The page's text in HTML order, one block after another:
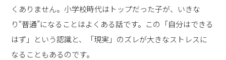
くありません。小学校時代はトップだった子が、いきな
り“普通”になることはよくある話です。この「自分はできる
はず」という認識と、「現実」のズレが大きなストレスに
なることもあるのです。